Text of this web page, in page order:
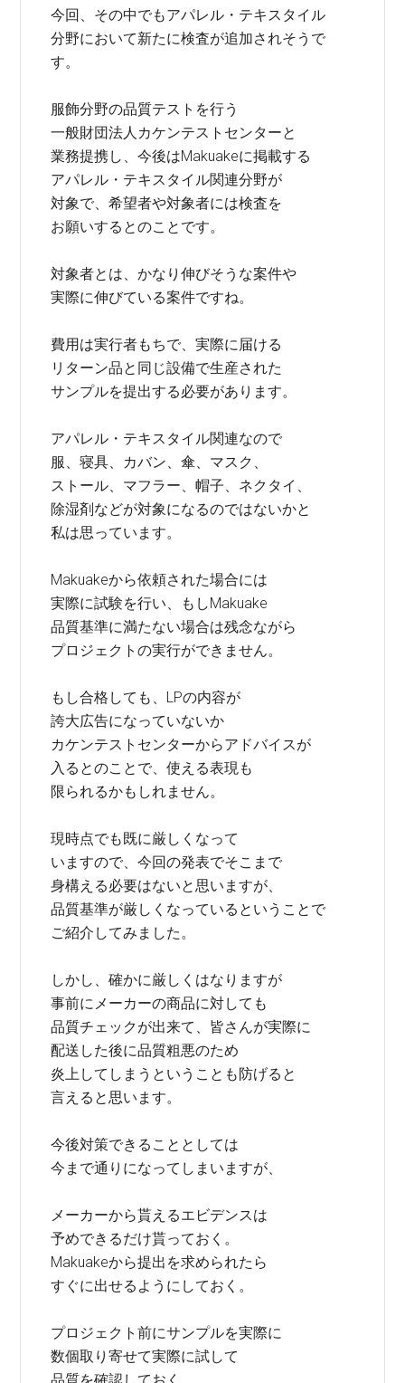
今回、その中でもアパレル・テキスタイル
分野において新たに検査が追加されそうで
す。
服飾分野の品質テストを行う
一般財団法人カケンテストセンターと
業務提携し、今後はMakuakeに掲載する
アパレル・テキスタイル関連分野が
対象で、希望者や対象者には検査を
お願いするとのことです。
対象者とは、かなり伸びそうな案件や
実際に伸びている案件ですね。
費用は実行者もちで、実際に届ける
リターン品と同じ設備で生産された
サンプルを提出する必要があります。
アパレル・テキスタイル関連なので
服、寝具、カバン、傘、マスク、
ストール、マフラー、帽子、ネクタイ、
除湿剤などが対象になるのではないかと
私は思っています。
Makuakeから依頼された場合には
実際に試験を行い、もしMakuake
品質基準に満たない場合は残念ながら
プロジェクトの実行ができません。
もし合格しても、LPの内容が
誇大広告になっていないか
カケンテストセンターからアドバイスが
入るとのことで、使える表現も
限られるかもしれません。
現時点でも既に厳しくなって
いますので、今回の発表でそこまで
身構える必要はないと思いますが、
品質基準が厳しくなっているということで
ご紹介してみました。
しかし、確かに厳しくはなりますが
事前にメーカーの商品に対しても
品質チェックが出来て、皆さんが実際に
配送した後に品質粗悪のため
炎上してしまうということも防げると
言えると思います。
今後対策できることとしては
今まで通りになってしまいますが、
メーカーから貰えるエビデンスは
予めできるだけ貰っておく。
Makuakeから提出を求められたら
すぐに出せるようにしておく。
プロジェクト前にサンプルを実際に
数個取り寄せて実際に試して